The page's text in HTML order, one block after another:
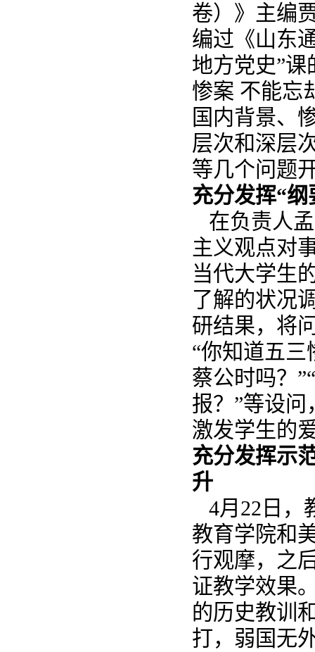
卷）》主编
编过《山东
地方党史”
惨案 不能忘
国内背景、
层次和深层
等几个问题
充分发挥“
在负责人
主义观点对
当代大学生
了解的状况
研结果，将
“你知道五三
蔡公时吗？
报？”等设
激发学生的
充分发挥示
升
4月22日，
教育学院和
行观摩，之
证教学效果
的历史教训
打，弱国无